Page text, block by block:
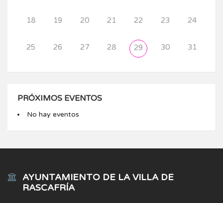
18 19 20 21 22 23 24
25 26 27 28 29 30 31
PRÓXIMOS EVENTOS
No hay eventos
AYUNTAMIENTO DE LA VILLA DE
RASCAFRÍA